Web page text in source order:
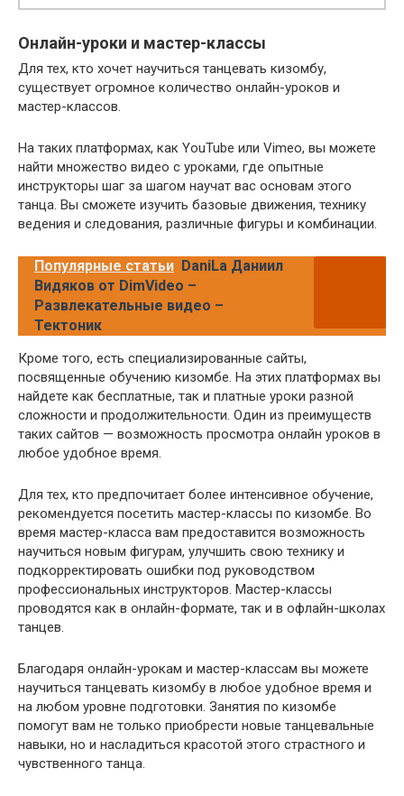
Онлайн-уроки и мастер-классы
Для тех, кто хочет научиться танцевать кизомбу,
существует огромное количество онлайн-уроков и
мастер-классов.
На таких платформах, как YouTube или Vimeo, вы можете
найти множество видео с уроками, где опытные
инструкторы шаг за шагом научат вас основам этого
танца. Вы сможете изучить базовые движения, технику
ведения и следования, различные фигуры и комбинации.
Популярные статьи DaniLa Даниил
Видяков от DimVideo –
Развлекательные видео –
Тектоник
Кроме того, есть специализированные сайты,
посвященные обучению кизомбе. На этих платформах вы
найдете как бесплатные, так и платные уроки разной
сложности и продолжительности. Один из преимуществ
таких сайтов — возможность просмотра онлайн уроков в
любое удобное время.
Для тех, кто предпочитает более интенсивное обучение,
рекомендуется посетить мастер-классы по кизомбе. Во
время мастер-класса вам предоставится возможность
научиться новым фигурам, улучшить свою технику и
подкорректировать ошибки под руководством
профессиональных инструкторов. Мастер-классы
проводятся как в онлайн-формате, так и в офлайн-школах
танцев.
Благодаря онлайн-урокам и мастер-классам вы можете
научиться танцевать кизомбу в любое удобное время и
на любом уровне подготовки. Занятия по кизомбе
помогут вам не только приобрести новые танцевальные
навыки, но и насладиться красотой этого страстного и
чувственного танца.